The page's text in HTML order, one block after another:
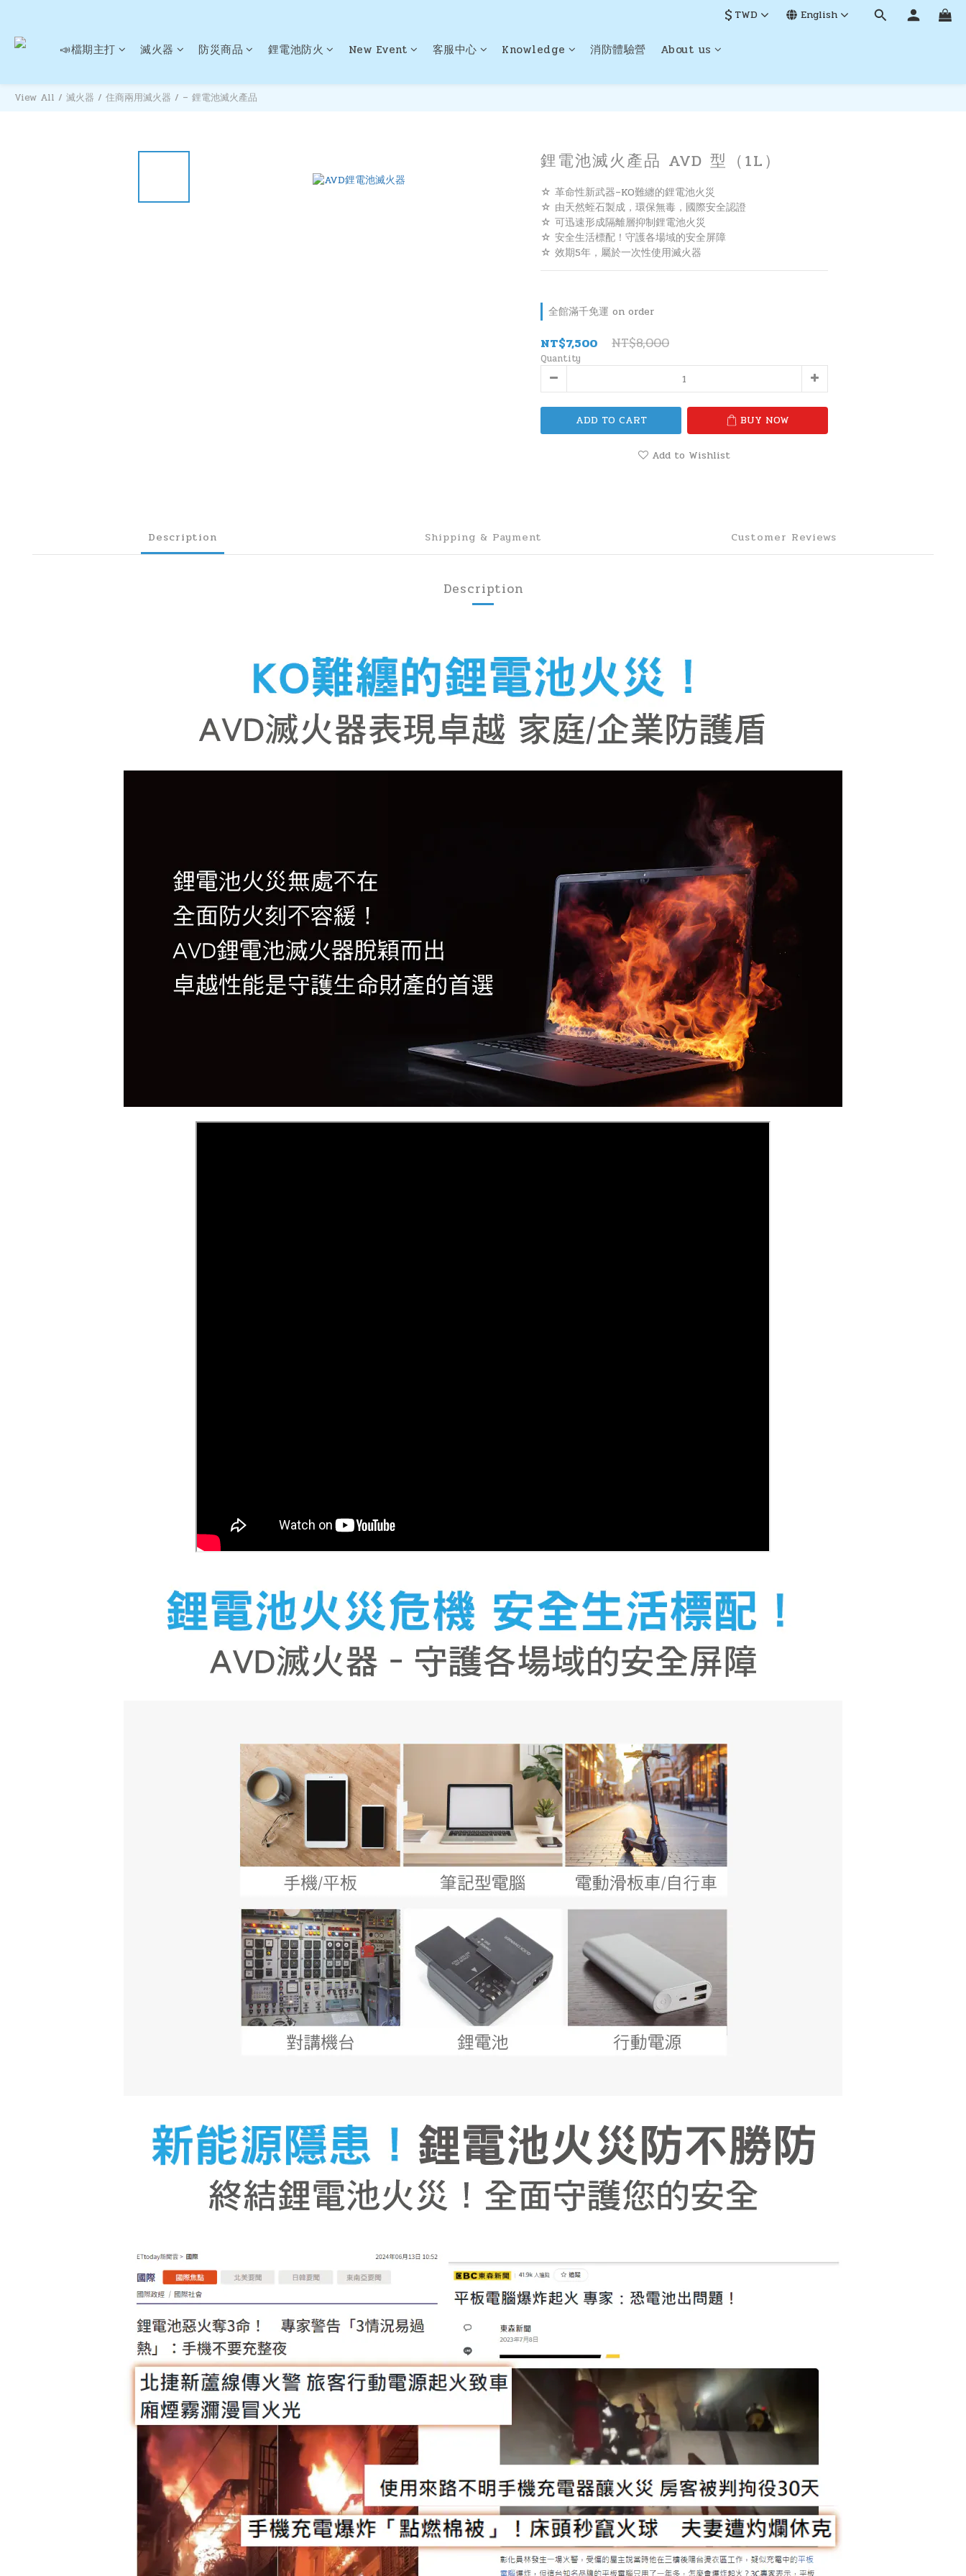
$ TWD English
📣檔期主打 滅火器 防災商品 鋰電池防火 New Event 客服中心 Knowledge 消防體驗營 About us
View All / 滅火器 / 住商兩用滅火器 / – 鋰電池滅火產品
鋰電池滅火產品 AVD 型（1L）
☆ 革命性新武器–KO難纏的鋰電池火災
☆ 由天然蛭石製成，環保無毒，國際安全認證
☆ 可迅速形成隔離層抑制鋰電池火災
☆ 安全生活標配！守護各場域的安全屏障
☆ 效期5年，屬於一次性使用滅火器
全館滿千免運 on order
NT$7,500 NT$8,000
Quantity
ADD TO CART BUY NOW
Add to Wishlist
Description Shipping & Payment Customer Reviews
Description